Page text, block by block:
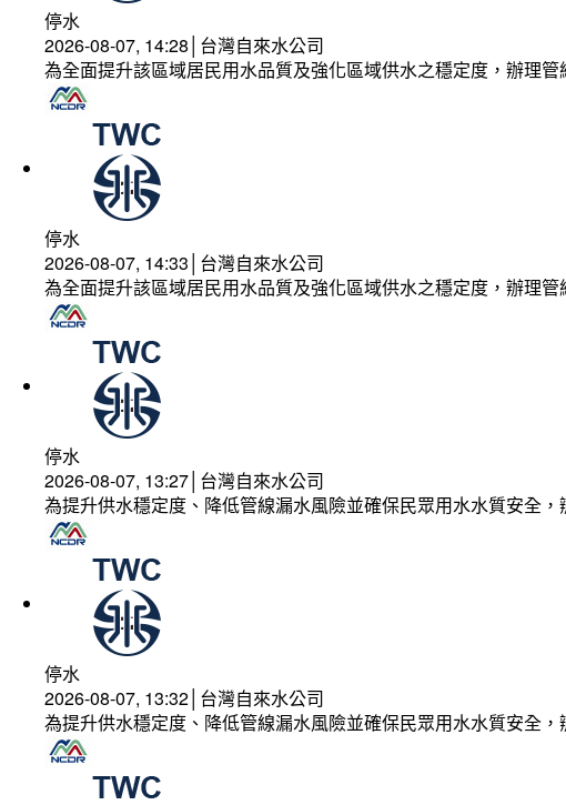
停水
2026-08-07, 14:28│台灣自來水公司
為全面提升該區域居民用水品質及強化區域供水之穩定度，辦理
停水
2026-08-07, 14:33│台灣自來水公司
為全面提升該區域居民用水品質及強化區域供水之穩定度，辦理
停水
2026-08-07, 13:27│台灣自來水公司
為提升供水穩定度、降低管線漏水風險並確保民眾用水水質安全
停水
2026-08-07, 13:32│台灣自來水公司
為提升供水穩定度、降低管線漏水風險並確保民眾用水水質安全